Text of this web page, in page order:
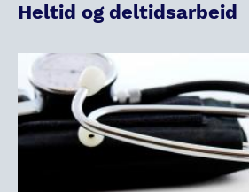
Heltid og deltidsarbeid